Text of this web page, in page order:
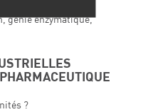
génie enzymatique,
?